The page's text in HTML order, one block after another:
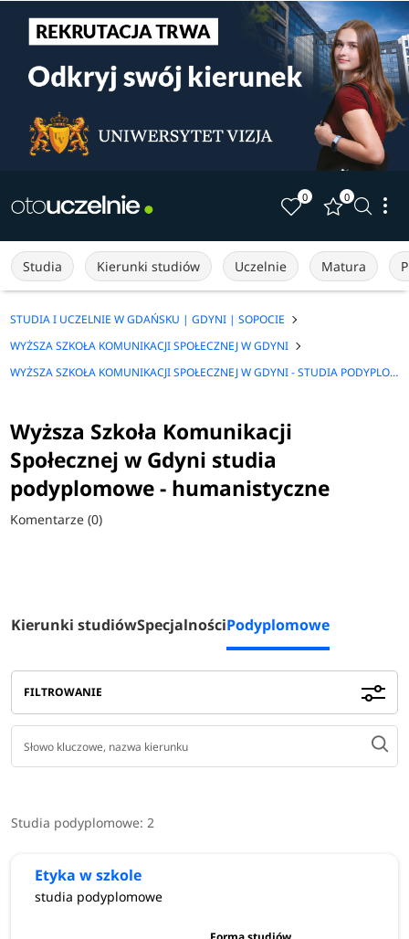
0 0
Studia Kierunki studiów Uczelnie Matura
STUDIA I UCZELNIE W GDAŃSKU | GDYNI | SOPOCIE
WYŻSZA SZKOŁA KOMUNIKACJI SPOŁECZNEJ W GDYNI
WYŻSZA SZKOŁA KOMUNIKACJI SPOŁECZNEJ W GDYNI - STUDIA PODYPLOMOWE
Wyższa Szkoła Komunikacji
Społecznej w Gdyni studia
podyplomowe - humanistyczne
Komentarze (0)
Kierunki studiówSpecjalnościPodyplomowe
FILTROWANIE
Studia podyplomowe: 2
Etyka w szkole
studia podyplomowe